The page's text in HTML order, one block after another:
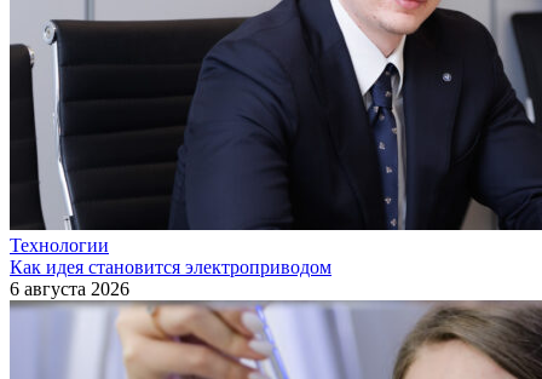
Технологии
Как идея становится электроприводом
6 августа 2026